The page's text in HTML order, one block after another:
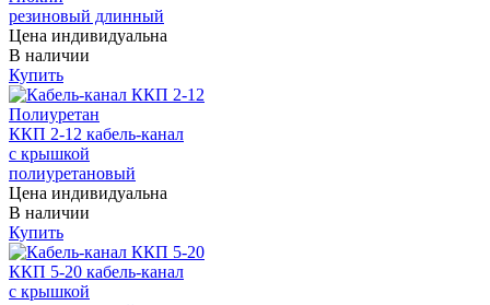
резиновый длинный
Цена индивидуальна
В наличии
Купить
ККП 2-12 кабель-канал
с крышкой
полиуретановый
Цена индивидуальна
В наличии
Купить
ККП 5-20 кабель-канал
с крышкой